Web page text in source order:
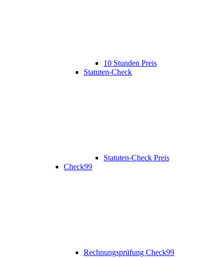
10 Stunden Preis
Statuten-Check
Statuten-Check Preis
Check99
Rechnungsprüfung Check99